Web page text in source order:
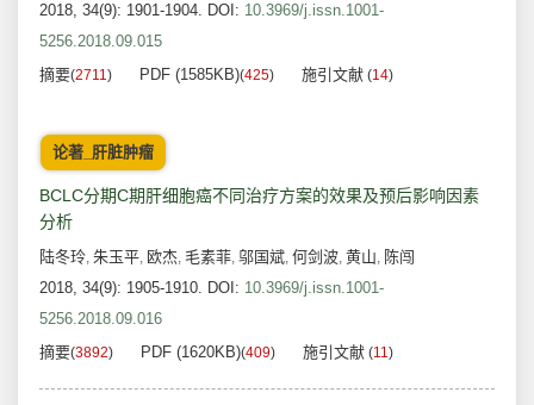
2018, 34(9): 1901-1904. DOI: 10.3969/j.issn.1001-
5256.2018.09.015
摘要(2711) PDF (1585KB)(425) 施引文献 (14)
论著_肝脏肿瘤
BCLC分期C期肝细胞癌不同治疗方案的效果及预后影响因素
分析
陆冬玲, 朱玉平, 欧杰, 毛素菲, 邬国斌, 何剑波, 黄山, 陈闯
2018, 34(9): 1905-1910. DOI: 10.3969/j.issn.1001-
5256.2018.09.016
摘要(3892) PDF (1620KB)(409) 施引文献 (11)